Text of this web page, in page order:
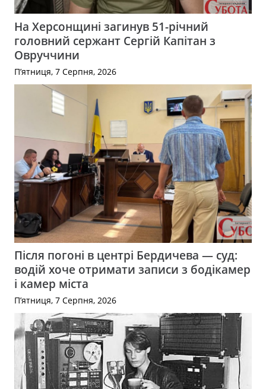
На Херсонщині загинув 51-річний
головний сержант Сергій Капітан з
Овруччини
П’ятниця, 7 Серпня, 2026
Після погоні в центрі Бердичева — суд:
водій хоче отримати записи з бодікамер
і камер міста
П’ятниця, 7 Серпня, 2026